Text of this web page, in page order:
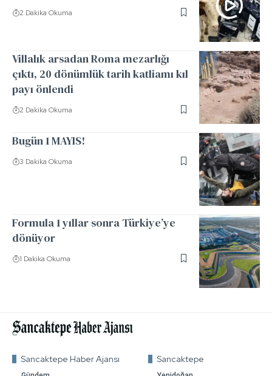
2 Dakika Okuma
Villalık arsadan Roma mezarlığı
çıktı, 20 dönümlük tarih katliamı kıl
payı önlendi
2 Dakika Okuma
Bugün 1 MAYIS!
3 Dakika Okuma
Formula 1 yıllar sonra Türkiye’ye
dönüyor
1 Dakika Okuma
Sancaktepe Haber Ajansı Sancaktepe